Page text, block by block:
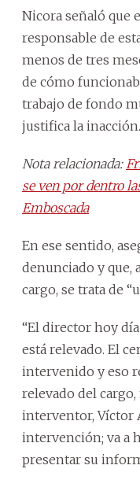
Nicora señaló que
responsable de
menos de tres
de cómo
trabajo de fondo
justifica la inacción.
Nota relacionada:
se ven por dentro
Emboscada
En ese sentido,
denunciado y que,
cargo, se trata de
“El director hoy
está relevado. El
intervenido y eso
relevado del
interventor, Víctor
intervención; va a
presentar su